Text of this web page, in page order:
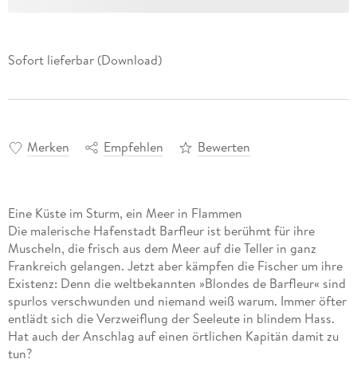
Sofort lieferbar (Download)
Merken Empfehlen Bewerten
Eine Küste im Sturm, ein Meer in Flammen
Die malerische Hafenstadt Barfleur ist berühmt für ihre
Muscheln, die frisch aus dem Meer auf die Teller in ganz
Frankreich gelangen. Jetzt aber kämpfen die Fischer um ihre
Existenz: Denn die weltbekannten »Blondes de Barfleur« sind
spurlos verschwunden und niemand weiß warum. Immer öfter
entlädt sich die Verzweiflung der Seeleute in blindem Hass.
Hat auch der Anschlag auf einen örtlichen Kapitän damit zu
tun?